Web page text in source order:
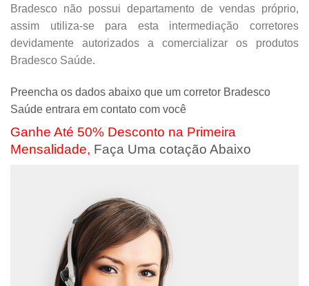
Bradesco não possui departamento de vendas próprio,
assim utiliza-se para esta intermediação corretores
devidamente autorizados a comercializar os produtos
Bradesco Saúde.
Preencha os dados abaixo que um corretor Bradesco
Saúde entrara em contato com você
Ganhe Até 50% Desconto na Primeira
Mensalidade, Faça Uma cotação Abaixo